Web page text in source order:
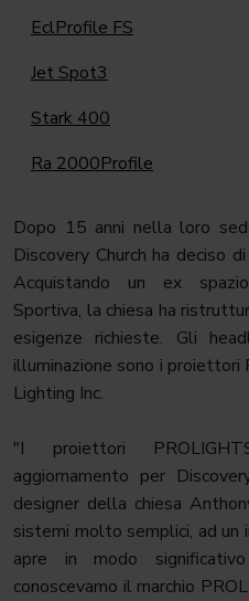
EclProfile FS
Jet Spot3
Stark 400
Ra 2000Profile
Dopo 15 anni nella loro
Discovery Church ha deciso
Acquistando un ex
Sportiva, la chiesa ha
esigenze richieste. Gli
illuminazione sono i proiettori
Lighting Inc.
"I proiettori
aggiornamento per
designer della chiesa
sistemi molto semplici, ad un
apre in modo
conoscevamo il marchio